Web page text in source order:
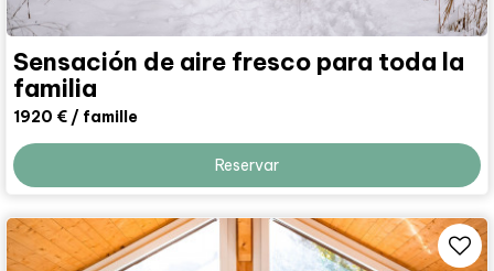
Sensación de aire fresco para toda la
familia
1920 € / famille
Reservar